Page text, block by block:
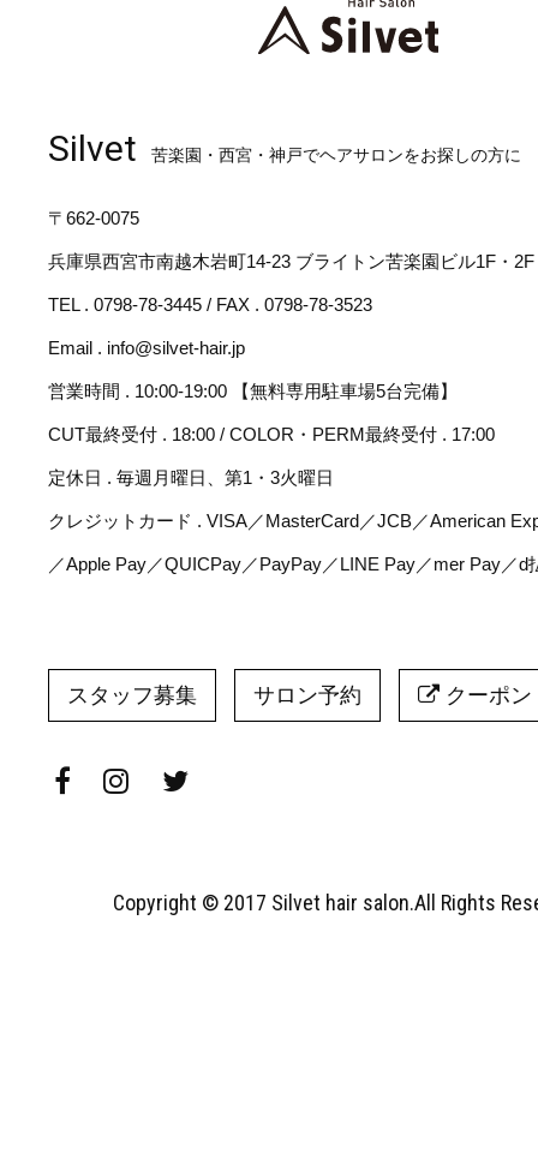
Silvet 苦楽園・西宮・神戸でヘアサロンをお探しの方に
〒662-0075
兵庫県西宮市南越木岩町14-23 ブライトン苦楽園ビル1F・2F
TEL . 0798-78-3445 / FAX . 0798-78-3523
Email . info@silvet-hair.jp
営業時間 . 10:00-19:00 【無料専用駐車場5台完備】
CUT最終受付 . 18:00 / COLOR・PERM最終受付 . 17:00
定休日 . 毎週月曜日、第1・3火曜日
クレジットカード . VISA／MasterCard／JCB／American
／Apple Pay／QUICPay／PayPay／LINE Pay／mer Pay／d
スタッフ募集 サロン予約 クーポン
Copyright © 2017 Silvet hair salon.All Rights